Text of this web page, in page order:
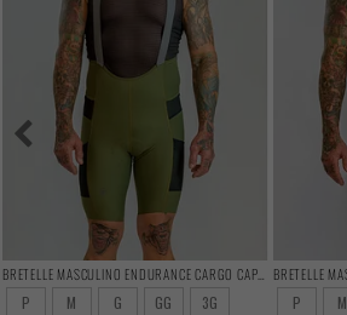
P M G GG 3G P M